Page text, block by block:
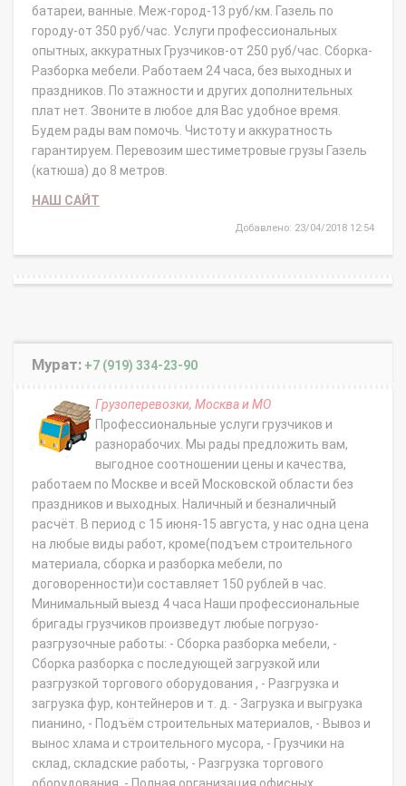
батареи, ванные. Меж-город-13 руб/км. Газель по
городу-от 350 руб/час. Услуги профессиональных
опытных, аккуратных Грузчиков-от 250 руб/час. Сборка-
Разборка мебели. Работаем 24 часа, без выходных и
праздников. По этажности и других дополнительных
плат нет. Звоните в любое для Вас удобное время.
Будем рады вам помочь. Чистоту и аккуратность
гарантируем. Перевозим шестиметровые грузы Газель
(катюша) до 8 метров.
НАШ САЙТ
Добавлено: 23/04/2018 12:54
Мурат: +7 (919) 334-23-90
Грузоперевозки, Москва и МО
Профессиональные услуги грузчиков и
разнорабочих. Мы рады предложить вам,
выгодное соотношении цены и качества,
работаем по Москве и всей Московской области без
праздников и выходных. Наличный и безналичный
расчёт. В период с 15 июня-15 августа, у нас одна цена
на любые виды работ, кроме(подъем строительного
материала, сборка и разборка мебели, по
договоренности)и составляет 150 рублей в час.
Минимальный выезд 4 часа Наши профессиональные
бригады грузчиков произведут любые погрузо-
разгрузочные работы: - Сборка разборка мебели, -
Сборка разборка с последующей загрузкой или
разгрузкой торгового оборудования , - Разгрузка и
загрузка фур, контейнеров и т. д. - Загрузка и выгрузка
пианино, - Подъём строительных материалов, - Вывоз и
вынос хлама и строительного мусора, - Грузчики на
склад, складские работы, - Разгрузка торгового